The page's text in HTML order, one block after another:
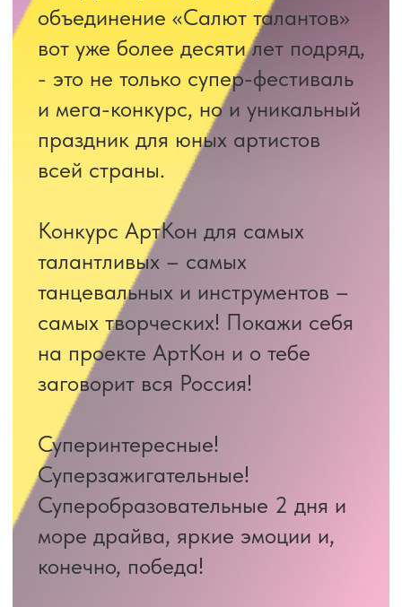
самых творческих! Покажи себя
на проекте АртКон и о тебе
заговорит вся Россия!
Суперинтересные!
Суперобразовательные 2 дня и
море драйва, яркие эмоции и,
АртКон – это масштабный
проект, который проходит в
Санкт-Петербурге по
завершению каждого
фестивального сезона в течение
2-ух дней! Номинантами участия
в Арт-Конвенции становятся
Лауреаты 1 степени и
обладатели высших наград
любого конкурса «Салют
Талантов» и других конкурсных
организаций. Лучшие
талантливые танцоры и
музыканты из разных уголков
России и мира ежегодно борются
за премию «ТОП 25»!